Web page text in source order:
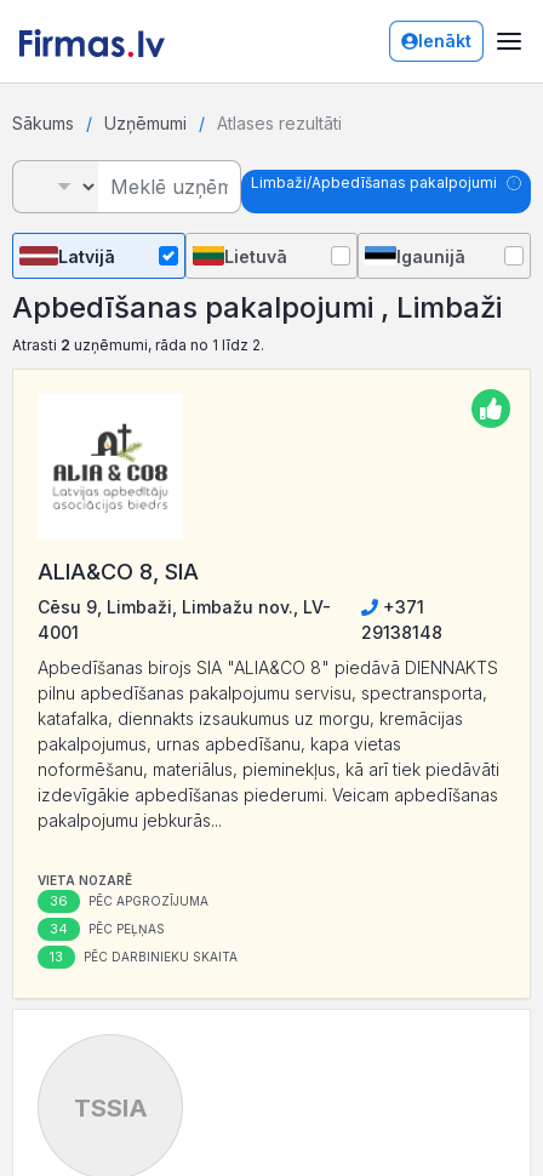
Ienākt
Sākums Uzņēmumi Atlases rezultāti
Limbaži/Apbedīšanas pakalpojumi
Latvijā Lietuvā Igaunijā
Apbedīšanas pakalpojumi , Limbaži
Atrasti 2 uzņēmumi, rāda no 1 līdz 2.
ALIA&CO 8, SIA
Cēsu 9, Limbaži, Limbažu nov., LV-
4001
+371
29138148
Apbedīšanas birojs SIA "ALIA&CO 8" piedāvā DIENNAKTS
pilnu apbedīšanas pakalpojumu servisu, spectransporta,
katafalka, diennakts izsaukumus uz morgu, kremācijas
pakalpojumus, urnas apbedīšanu, kapa vietas
noformēšanu, materiālus, pieminekļus, kā arī tiek piedāvāti
izdevīgākie apbedīšanas piederumi. Veicam apbedīšanas
pakalpojumu jebkurās...
VIETA NOZARĒ
36 PĒC APGROZĪJUMA
34 PĒC PEĻŅAS
13 PĒC DARBINIEKU SKAITA
TSSIA